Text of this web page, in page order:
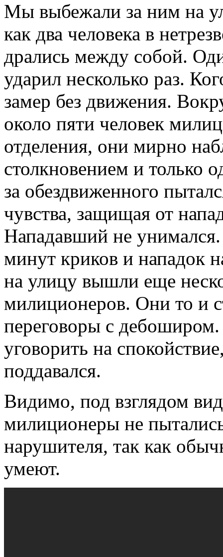
Мы выбежали за ним на
как два человека в
дрались между собой.
ударил несколько раз.
замер без движения.
около пяти человек
отделения, они мирно
столкновением и только
за обездвиженного
чувства, защищая от
Нападавший не
минут криков и нападок
на улицу вышли еще
милиционеров. Они то и
переговоры с
уговорить на
поддавался.
Видимо, под взглядом
милиционеры не
нарушителя, так как
умеют.